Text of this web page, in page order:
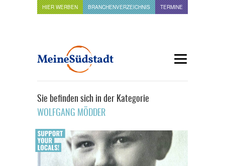
HIER WERBEN BRANCHENVERZEICHNIS TERMINE
Sie befinden sich in der Kategorie
WOLFGANG MÖDDER